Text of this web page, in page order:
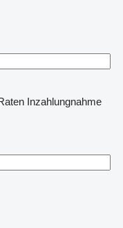
Inzahlungnahme